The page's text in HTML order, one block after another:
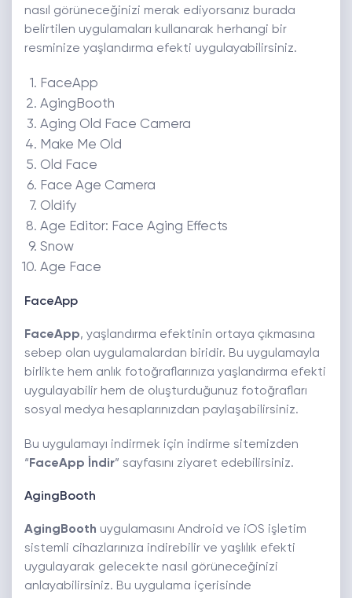
nasıl görüneceğinizi merak ediyorsanız burada
belirtilen uygulamaları kullanarak herhangi bir
resminize yaşlandırma efekti uygulayabilirsiniz.
FaceApp
AgingBooth
Aging Old Face Camera
Make Me Old
Old Face
Face Age Camera
Oldify
Age Editor: Face Aging Effects
Snow
Age Face
FaceApp
FaceApp, yaşlandırma efektinin ortaya çıkmasına
sebep olan uygulamalardan biridir. Bu uygulamayla
birlikte hem anlık fotoğraflarınıza yaşlandırma efekti
uygulayabilir hem de oluşturduğunuz fotoğrafları
sosyal medya hesaplarınızdan paylaşabilirsiniz.
Bu uygulamayı indirmek için indirme sitemizden
“FaceApp İndir” sayfasını ziyaret edebilirsiniz.
AgingBooth
AgingBooth uygulamasını Android ve iOS işletim
sistemli cihazlarınıza indirebilir ve yaşlılık efekti
uygulayarak gelecekte nasıl görüneceğinizi
anlayabilirsiniz. Bu uygulama içerisinde